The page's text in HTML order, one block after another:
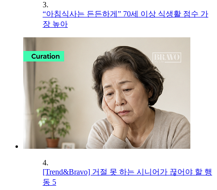
3.
“아침식사는 든든하게” 70세 이상 식생활 점수 가
장 높아
4.
[Trend&Bravo] 거절 못 하는 시니어가 끊어야 할 행
동 5